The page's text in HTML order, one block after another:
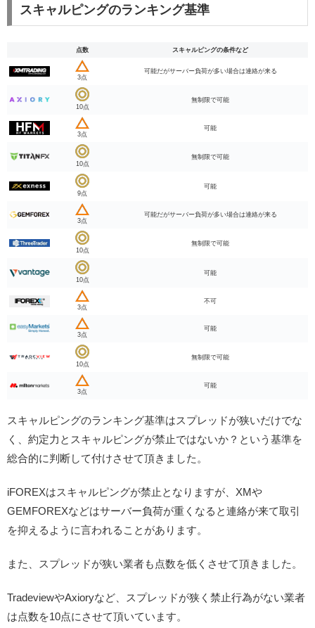
スキャルピングのランキング基準
点数 スキャルピングの条件など
3点
可能だがサーバー負荷が多い場合は連絡が来る
10点
無制限で可能
3点
可能
10点
無制限で可能
9点
可能
3点
可能だがサーバー負荷が多い場合は連絡が来る
10点
無制限で可能
10点
可能
3点
不可
3点
可能
10点
無制限で可能
3点
可能
スキャルピングのランキング基準はスプレッドが狭いだけでな
く、約定力とスキャルピングが禁止ではないか？という基準を
総合的に判断して付けさせて頂きました。
iFOREXはスキャルピングが禁止となりますが、XMや
GEMFOREXなどはサーバー負荷が重くなると連絡が来て取引
を抑えるように言われることがあります。
また、スプレッドが狭い業者も点数を低くさせて頂きました。
TradeviewやAxioryなど、スプレッドが狭く禁止行為がない業者
は点数を10点にさせて頂いています。